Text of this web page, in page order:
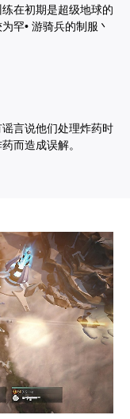
在初期是超级地球的
罕• 游骑兵的制服丶
言说他们处理炸药时
而造成误解。